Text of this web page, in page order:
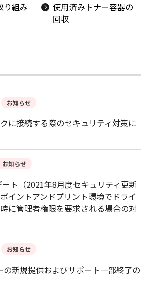
り組み
使用済みトナー容器の
回収
お知らせ
に接続する際のセキュリティ対策に
お知らせ
ト（2021年8月度セキュリティ更新
イントアンドプリント環境でドライ
に管理者権限を要求される場合の対
お知らせ
の新規提供およびサポート一部終了の